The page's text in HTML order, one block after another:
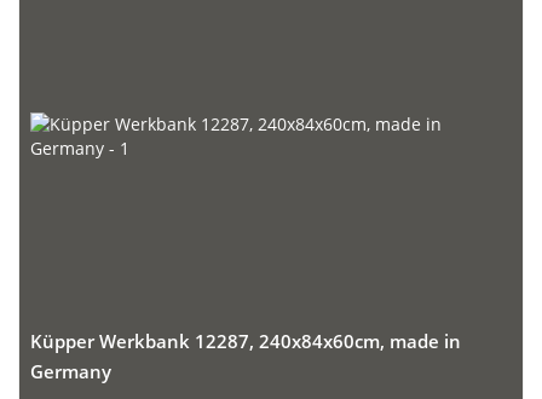
Küpper Werkbank 12287, 240x84x60cm, made in
Germany